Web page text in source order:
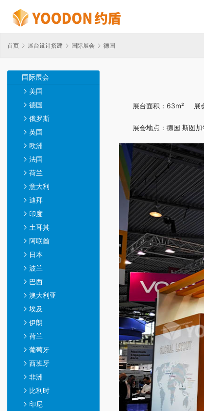
首页 展台设计搭建 国际展会 德国
国际展会
美国
德国
俄罗斯
英国
欧洲
法国
荷兰
意大利
迪拜
印度
土耳其
阿联酋
日本
波兰
巴西
澳大利亚
埃及
伊朗
荷兰
葡萄牙
西班牙
非洲
比利时
印尼
展台面积：63m²
展会地点：德国 斯图加